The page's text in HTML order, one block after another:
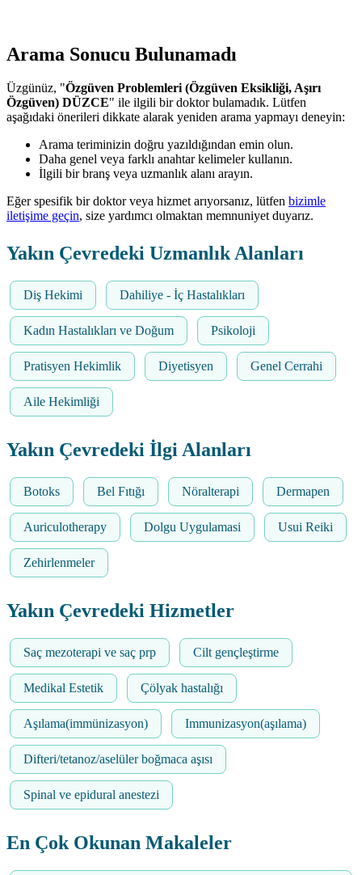
Arama Sonucu Bulunamadı
Üzgünüz, "Özgüven Problemleri (Özgüven Eksikliği, Aşırı
Özgüven) DÜZCE" ile ilgili bir doktor bulamadık. Lütfen
aşağıdaki önerileri dikkate alarak yeniden arama yapmayı deneyin:
Arama teriminizin doğru yazıldığından emin olun.
Daha genel veya farklı anahtar kelimeler kullanın.
İlgili bir branş veya uzmanlık alanı arayın.
Eğer spesifik bir doktor veya hizmet arıyorsanız, lütfen bizimle
iletişime geçin, size yardımcı olmaktan memnuniyet duyarız.
Yakın Çevredeki Uzmanlık Alanları
Diş Hekimi Dahiliye - İç Hastalıkları
Kadın Hastalıkları ve Doğum Psikoloji
Pratisyen Hekimlik Diyetisyen Genel Cerrahi
Aile Hekimliği
Yakın Çevredeki İlgi Alanları
Botoks Bel Fıtığı Nöralterapi Dermapen
Auriculotherapy Dolgu Uygulamasi Usui Reiki
Zehirlenmeler
Yakın Çevredeki Hizmetler
Saç mezoterapi ve saç prp Cilt gençleştirme
Medikal Estetik Çölyak hastalığı
Aşılama(immünizasyon) Immunizasyon(aşılama)
Difteri/tetanoz/aselüler boğmaca aşısı
Spinal ve epidural anestezi
En Çok Okunan Makaleler